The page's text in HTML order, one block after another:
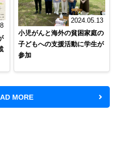
2024.05.13
小児がんと海外の貧困家庭の
子どもへの支援活動に学生が
参加
MORE